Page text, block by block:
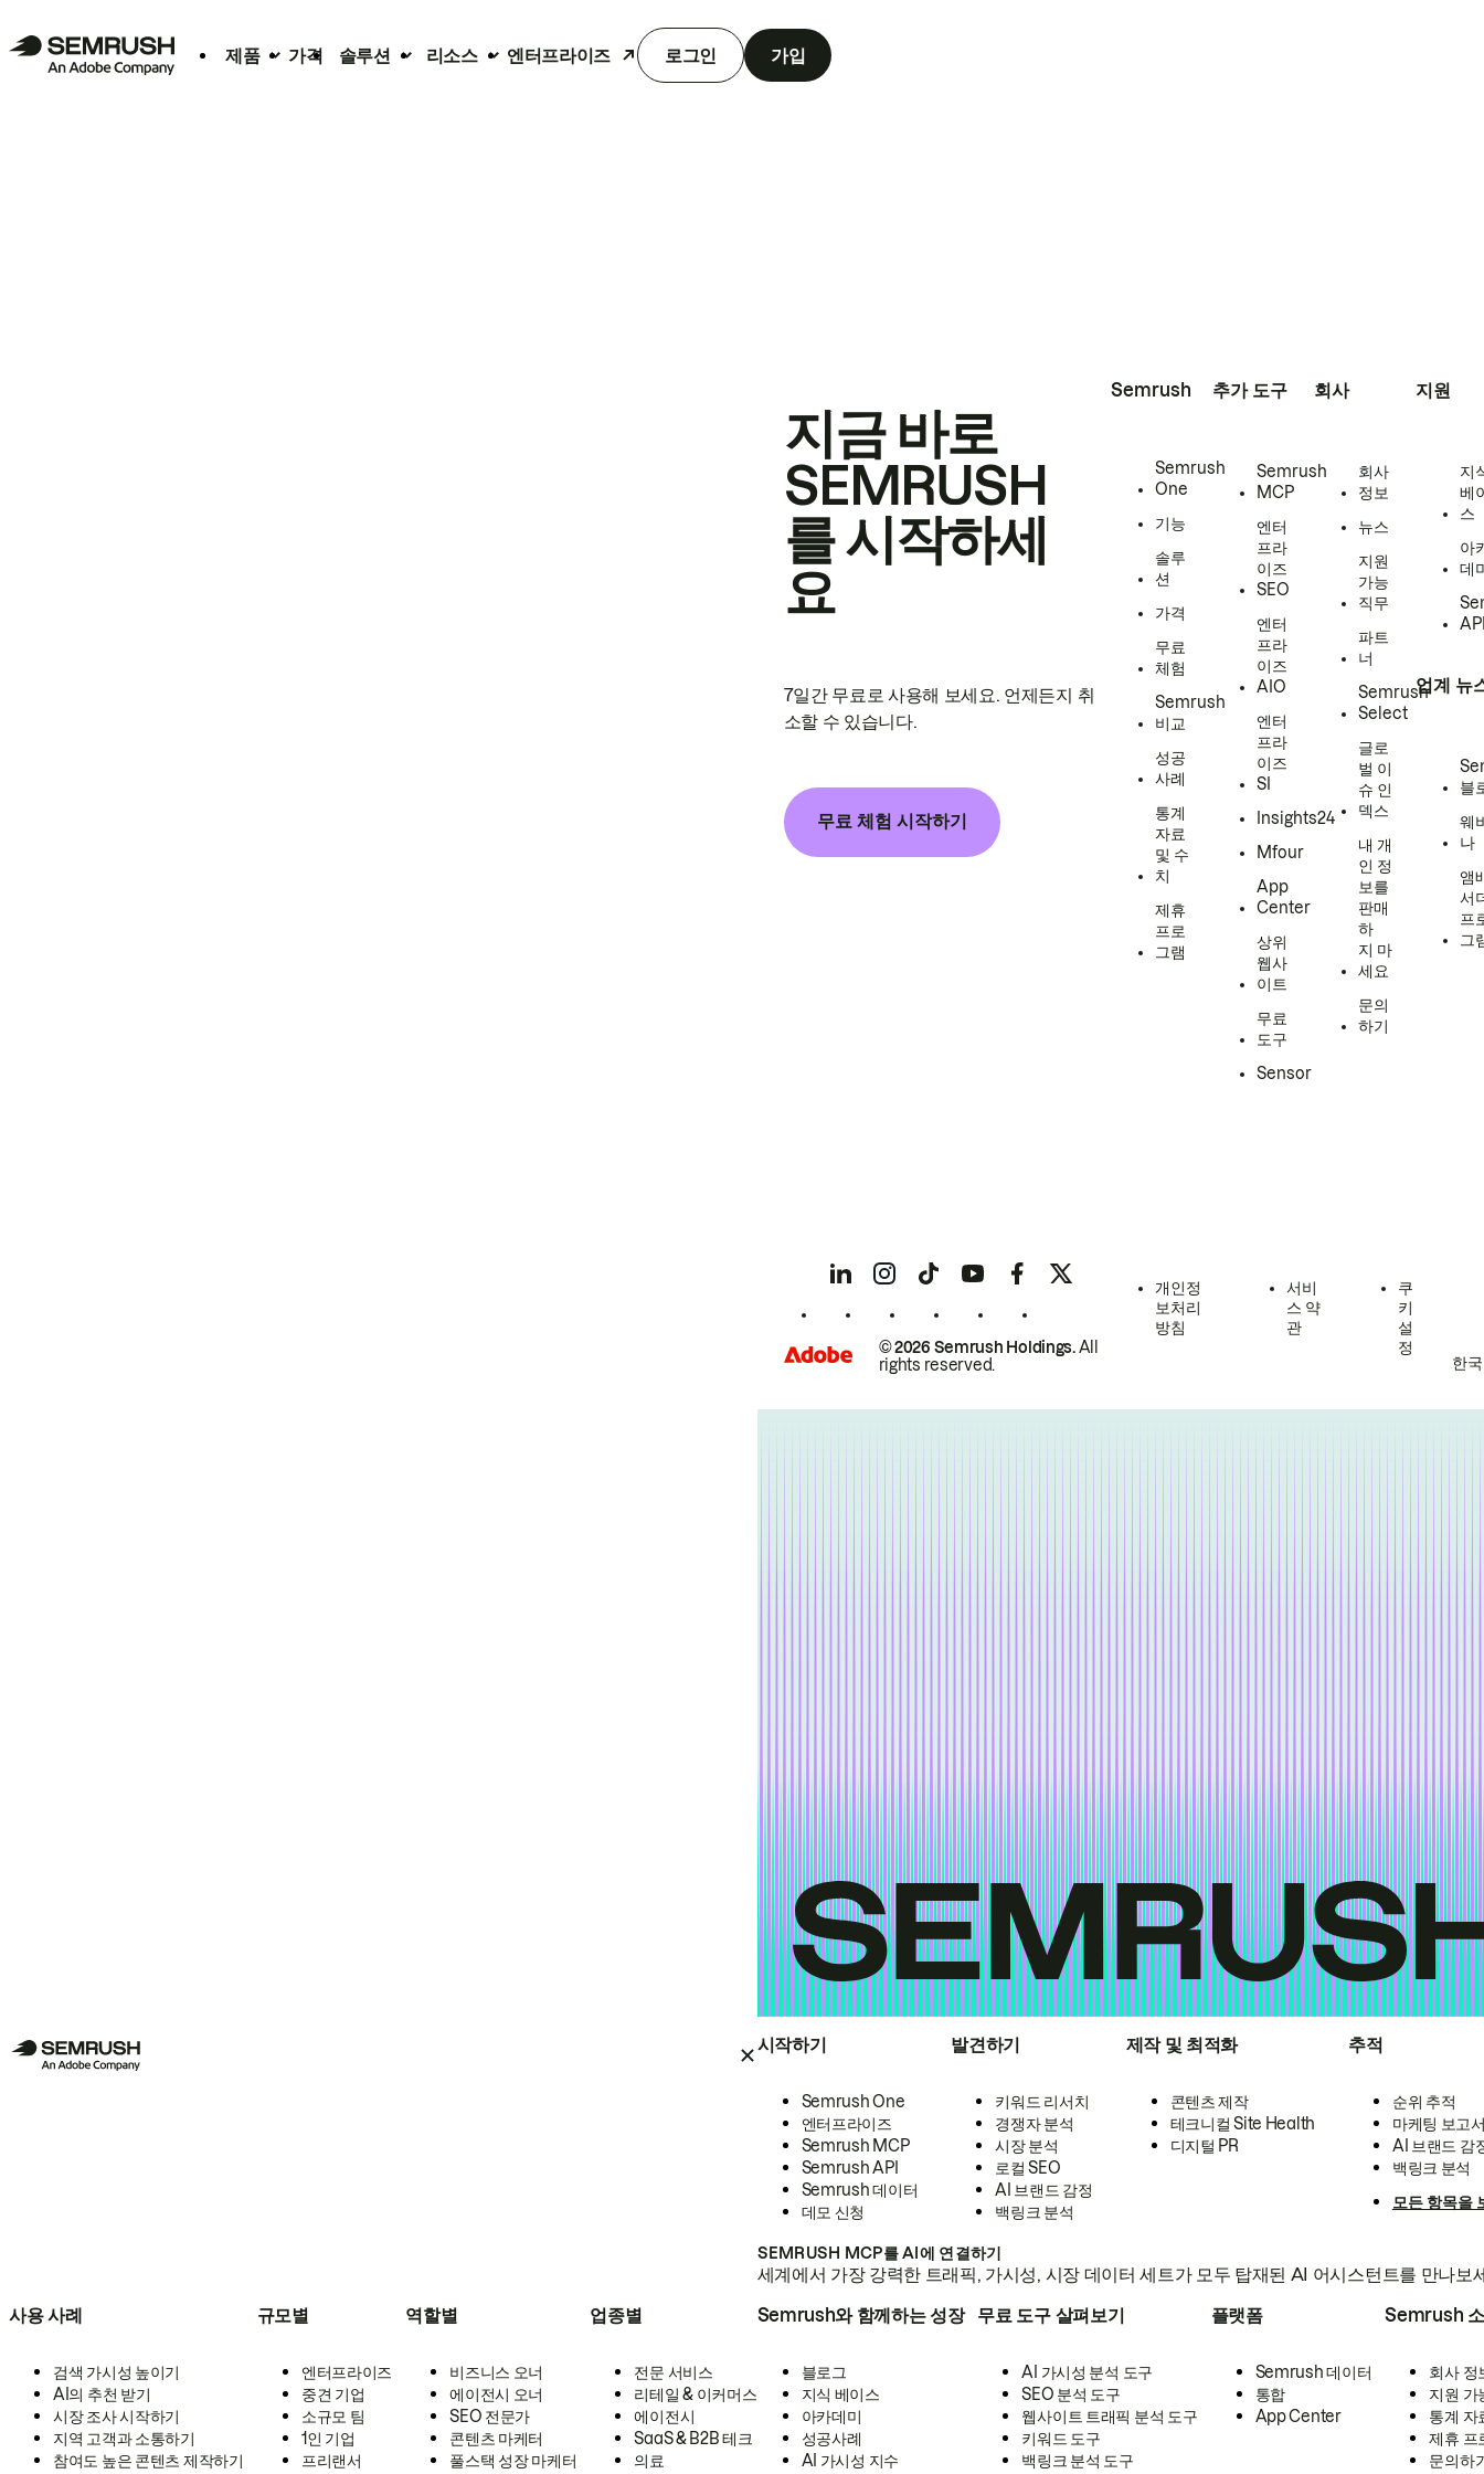
제품 가격 솔루션 리소스 엔터프라이즈 로그인 가입
시작하기
Semrush One
엔터프라이즈
Semrush MCP
Semrush API
Semrush 데이터
데모 신청
발견하기
키워드 리서치
경쟁자 분석
시장 분석
로컬 SEO
AI 브랜드 감정
백링크 분석
제작 및 최적화
콘텐츠 제작
테크니컬 Site Health
디지털 PR
추적
순위 추적
마케팅 보고
AI 브랜드 감
백링크 분석
모든 항목을
SEMRUSH MCP를 AI에 연결하기
세계에서 가장 강력한 트래픽, 가시성, 시장 데이터 세트가 모두 탑재된 AI 어시스턴트를 만나보
사용 사례
검색 가시성 높이기
AI의 추천 받기
시장 조사 시작하기
지역 고객과 소통하기
참여도 높은 콘텐츠 제작하기
규모별
엔터프라이즈
중견 기업
소규모 팀
1인 기업
프리랜서
역할별
비즈니스 오너
에이전시 오너
SEO 전문가
콘텐츠 마케터
풀스택 성장 마케터
업종별
전문 서비스
리테일 & 이커머스
에이전시
SaaS & B2B 테크
의료
Semrush와 함께하는 성장
블로그
지식 베이스
아카데미
성공사례
AI 가시성 지수
무료 도구 살펴보기
AI 가시성 분석 도구
SEO 분석 도구
웹사이트 트래픽 분석 도구
키워드 도구
백링크 분석 도구
플랫폼
Semrush 데이터
통합
App Center
Semrush
회사 정
지원 가
통계 자
제휴 프
문의하
지금 바로
SEMRUSH
를 시작하세
요
7일간 무료로 사용해 보세요. 언제든지 취
소할 수 있습니다.
무료 체험 시작하기
Semrush
Semrush
One
기능
솔루
션
가격
무료
체험
Semrush
비교
성공
사례
통계
자료
및 수
치
제휴
프로
그램
추가 도구
Semrush
MCP
엔터
프라
이즈
SEO
엔터
프라
이즈
AIO
엔터
프라
이즈
SI
Insights24
Mfour
App
Center
상위
웹사
이트
무료
도구
Sensor
회사
회사
정보
뉴스
지원
가능
직무
파트
너
Semrush
Select
글로
벌 이
슈 인
덱스
내 개
인 정
보를
판매
하
지 마
세요
문의
하기
지원
지
베
스
아
데
업계 뉴
블
웨
나
앰
서
프
그
© 2026 Semrush Holdings.All
rights reserved.
개인정
보처리
방침
서비
스 약
관
쿠
키
설
정
한